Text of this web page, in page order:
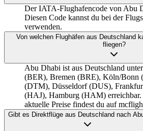
Der IATA-Flughafencode von Abu
Diesen Code kannst du bei der
verwenden.
Von welchen Flughäfen aus Deutschland
fliegen?
Abu Dhabi ist aus Deutschland
(BER), Bremen (BRE), Köln/Bonn
(DTM), Düsseldorf (DUS),
(HAJ), Hamburg (HAM)
aktuelle Preise findest du auf
Gibt es Direktflüge aus Deutschland nach